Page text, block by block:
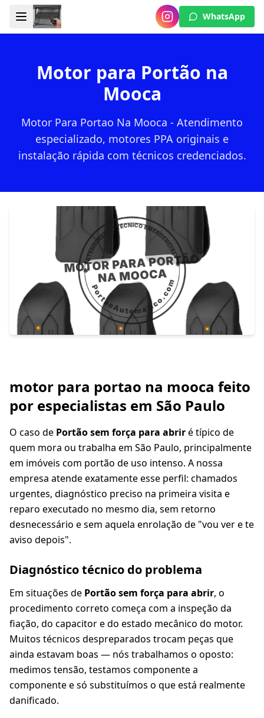
WhatsApp
Motor para Portão na
Mooca
Motor Para Portao Na Mooca - Atendimento
especializado, motores PPA originais e
instalação rápida com técnicos credenciados.
motor para portao na mooca feito
por especialistas em São Paulo
O caso de Portão sem força para abriré típico de
quem mora ou trabalha em São Paulo, principalmente
em imóveis com portão de uso intenso. A nossa
empresa atende exatamente esse perfil: chamados
urgentes, diagnóstico preciso na primeira visita e
reparo executado no mesmo dia, sem retorno
desnecessário e sem aquela enrolação de "vou ver e te
aviso depois".
Diagnóstico técnico do problema
Em situações de Portão sem força para abrir, o
procedimento correto começa com a inspeção da
fiação, do capacitor e do estado mecânico do motor.
Muitos técnicos despreparados trocam peças que
ainda estavam boas — nós trabalhamos o oposto:
medimos tensão, testamos componente a
componente e só substituímos o que está realmente
danificado.